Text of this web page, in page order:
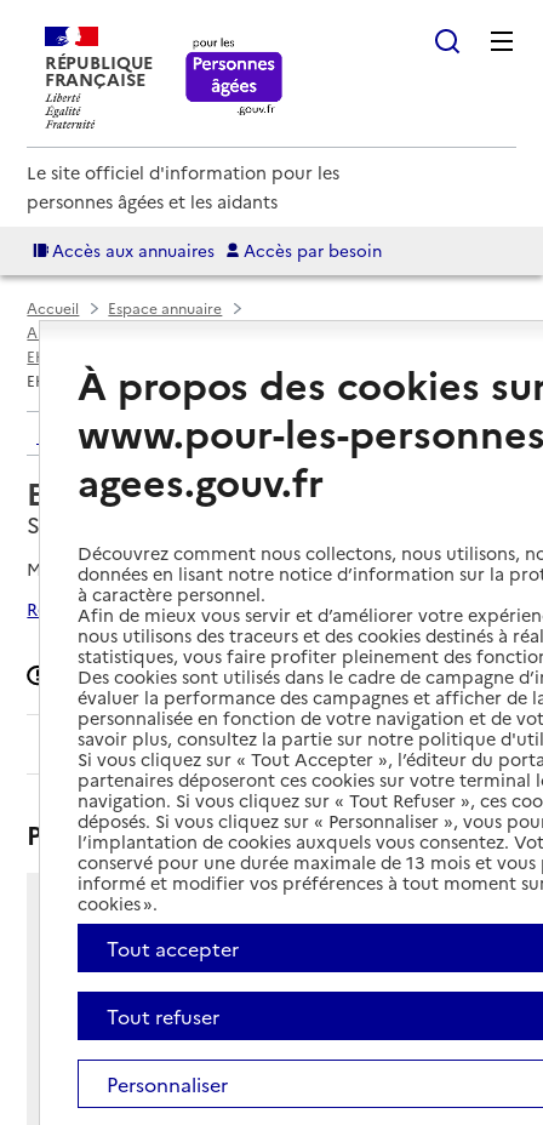
RÉPUBLIQUE
FRANÇAISE
Le site officiel d'information pour les
personnes âgées et les aidants
Accès aux annuaires Accès par besoin
Accueil
Espace annuaire
Annuaire EHPAD et maisons de retraite
EHPAD par département
EHPAD Le Pré Fleuri
Retour aux résultats de l'annuaire
EHPAD Le Pré Fleuri
Serviès, TARN
Mis à jour le30/06/2026
Rechercher les établissements autour de Serviès
Signaler une erreur
Sommaire
Présentation
258 route de l'Eglise
81220 - Serviès
Voir itinéraire
Téléphone :
05 63 82 16 00
Contact
Contact
Site Internet
Site internet
Gestionnaire :
À propos des cookies
www.pour-les-
agees.gouv.fr
Découvrez comment nous collectons, nous utilisons,
données en lisant notre notice d’information sur la
à caractère personnel.
Afin de mieux vous servir et d’améliorer votre
nous utilisons des traceurs et des cookies destinés à
statistiques, vous faire profiter pleinement des
Des cookies sont utilisés dans le cadre de campagne
évaluer la performance des campagnes et afficher de
personnalisée en fonction de votre navigation et de
savoir plus, consultez la partie sur notre politique
Si vous cliquez sur « Tout Accepter », l’éditeur du
partenaires déposeront ces cookies sur votre terminal
navigation. Si vous cliquez sur « Tout Refuser », ces
déposés. Si vous cliquez sur « Personnaliser », vous
l’implantation de cookies auxquels vous consentez.
conservé pour une durée maximale de 13 mois et
informé et modifier vos préférences à tout moment
cookies ».
Tout accepter
Tout refuser
Personnaliser